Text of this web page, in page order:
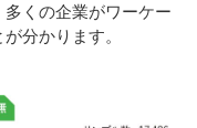
くの企業がワーケー
分かります。